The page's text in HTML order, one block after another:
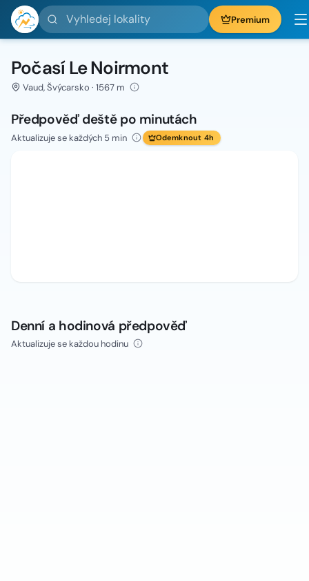
Vyhledej lokality Premium
Počasí Le Noirmont
Vaud, Švýcarsko · 1567 m
Předpověď deště po minutách
Aktualizuje se každých 5 min Odemknout 4h
Denní a hodinová předpověď
Aktualizuje se každou hodinu